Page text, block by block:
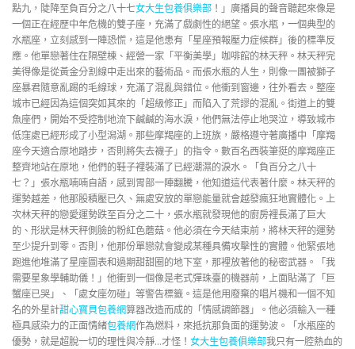
點九，陡降至負百分之八十七女大生包養俱樂部 ！」廣播員的聲音聽起來像是
一個正在經歷中年危機的雙子座，充滿了戲劇性的絕望。張水瓶，一個典型的
水瓶座，立刻感到一陣恐慌，這是他患有「星座預報壓力症候群」後的標準反
應。他單戀著住在隔壁棟、經營一家「平衡美學」咖啡館的林天秤。林天秤完
美得像是從黃金分割線中走出來的藝術品。而張水瓶的人生，則像一團被獅子
座暴君隨意亂踢的毛線球，充滿了混亂與錯位。他衝到窗邊，往外看去。整座
城市已經因為這個突如其來的「超級修正」而陷入了荒謬的混亂。街道上的雙
魚座們，開始不受控制地流下鹹鹹的海水淚，他們無法停止地哭泣，導致城市
低窪處已經形成了小型潟湖。那些摩羯座的上班族，嚴格遵守著廣播中「摩羯
座今天適合原地踏步，否則將失去襪子」的指令。數百名西裝筆挺的摩羯座正
整齊地站在原地，他們的鞋子裡裝滿了已經潮濕的淚水。「負百分之八十
七？」張水瓶喃喃自語，感到胃部一陣翻騰，他知道這代表著什麼。林天秤的
運勢越差，他那股積壓已久、無處安放的單戀能量就會越發瘋狂地實體化。上
次林天秤的戀愛運勢跌至百分之二十，張水瓶就發現他的廚房裡長滿了巨大
的、形狀是林天秤側臉的粉紅色蘑菇。他必須在今天結束前，將林天秤的運勢
至少提升到零。否則，他那份單戀就會變成某種具備攻擊性的實體。他緊張地
跑進他堆滿了星座圖表和過期甜甜圈的地下室，那裡放著他的秘密武器。「我
需要星象學輔助儀！」他衝到一個像是老式彈珠臺的機器前，上面貼滿了「巨
蟹座已哭」、「處女座勿碰」等警告標籤。這是他用廢棄的唱片機和一個不知
名的外星計甜心寶貝包養網算器改造而成的「情感調節器」。他必須輸入一種
極具感染力的正面情緒包養網作為燃料，來抵抗那負面的運勢波。「水瓶座的
優勢，就是超脫一切的理性與冷靜…才怪！ 女大生包養俱樂部我只有一腔熱血的